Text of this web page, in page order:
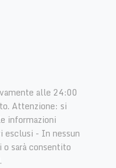
alle 24:00
Attenzione: si
informazioni
- In nessun
o sarà consentito